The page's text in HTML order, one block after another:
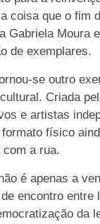
coisa que o fim
Gabriela Moura
de exemplares.
se outro
Criada
e artistas
físico
com a rua.
é apenas a
encontro entre
da